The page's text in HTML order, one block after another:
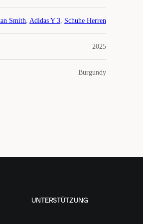
Smith, Adidas Y 3, Schuhe Herren
2025
Burgundy
UNTERSTÜTZUNG